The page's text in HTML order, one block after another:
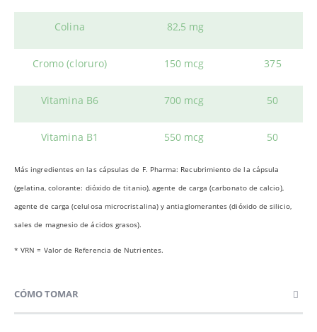
Colina 82,5 mg
Cromo (cloruro) 150 mcg 375
Vitamina B6 700 mcg 50
Vitamina B1 550 mcg 50
Más ingredientes en las cápsulas de F. Pharma: Recubrimiento de la cápsula
(gelatina, colorante: dióxido de titanio), agente de carga (carbonato de calcio),
agente de carga (celulosa microcristalina) y antiaglomerantes (dióxido de silicio,
sales de magnesio de ácidos grasos).
* VRN = Valor de Referencia de Nutrientes.
CÓMO TOMAR